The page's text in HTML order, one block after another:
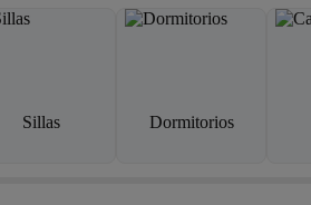
Sillas Dormitorios